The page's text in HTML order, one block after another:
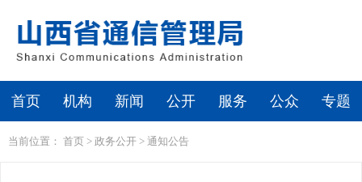
首页 机构 新闻 公开 服务 公众 专题
当前位置： 首页 > 政务公开 > 通知公告